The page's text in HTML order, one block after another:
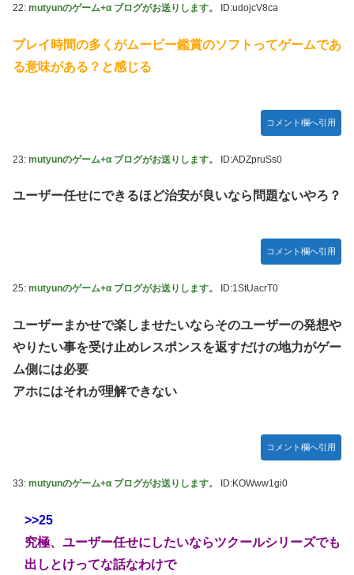
22: mutyunのゲーム+α ブログがお送りします。 ID:udojcV8ca
プレイ時間の多くがムービー鑑賞のソフトってゲームであ
る意味がある？と感じる
コメント欄へ引用
23: mutyunのゲーム+α ブログがお送りします。 ID:ADZpruSs0
ユーザー任せにできるほど治安が良いなら問題ないやろ？
コメント欄へ引用
25: mutyunのゲーム+α ブログがお送りします。 ID:1StUacrT0
ユーザーまかせで楽しませたいならそのユーザーの発想や
やりたい事を受け止めレスポンスを返すだけの地力がゲー
ム側には必要
アホにはそれが理解できない
コメント欄へ引用
33: mutyunのゲーム+α ブログがお送りします。 ID:KOWww1gi0
>>25
究極、ユーザー任せにしたいならツクールシリーズでも
出しとけってな話なわけで